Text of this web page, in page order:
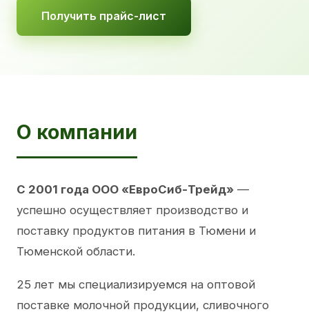
Получить прайс-лист
О компании
С 2001 года ООО «ЕвроСиб-Трейд» —
успешно осуществляет производство и
поставку продуктов питания в Тюмени и
Тюменской области.
25 лет мы специализируемся на оптовой
поставке молочной продукции, сливочного